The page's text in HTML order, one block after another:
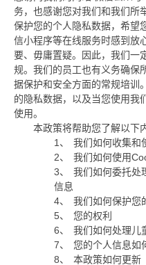
务，也感谢您对我们和我们所
保护您的个人隐私数据，希望
信小程序等在线服务时感到放
要、毋庸置疑。因此，我们一
规。我们的员工也有义务确保
据保护和安全方面的常规培训
的隐私数据，以及当您使用我
使用。
本政策将帮助您了解以下
1、
我们如何收集和
2、
我们如何使用
3、
我们如何委托处
信息
4、
我们如何保护您
5、
您的权利
6、
我们如何处理儿
7、
您的个人信息如
8、
本政策如何更新